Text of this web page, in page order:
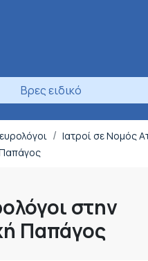
Βρες ειδικό
Ιατροί σε Νομός
στην
Παπάγος